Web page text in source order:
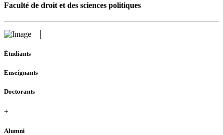
Faculté de droit et des sciences politiques
Étudiants
Enseignants
Doctorants
+
Alumni